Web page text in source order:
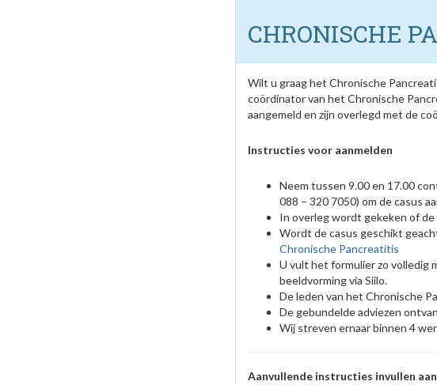
CHRONISCHE
Wilt u graag het Chronische
coördinator van het Chronische
aangemeld en zijn overlegd met de
Instructies voor aanmelden
Neem tussen 9.00 en 17.00
088 – 320 7050) om de casus
In overleg wordt gekeken of
Wordt de casus geschikt
Chronische Pancreatitis
U vult het formulier zo volledig
beeldvorming via Siilo.
De leden van het Chronische
De gebundelde adviezen
Wij streven ernaar binnen 4
Aanvullende instructies invullen